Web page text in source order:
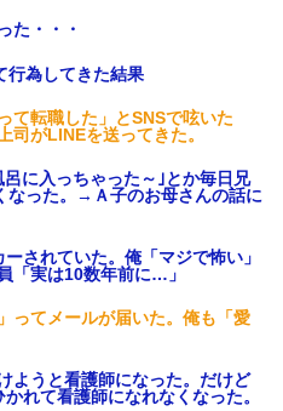
た・・・
行為してきた結果
て転職した」とSNSで呟いた
司がLINEを送ってきた。
に入っちゃった～｣とか毎日兄
なった。→Ａ子のお母さんの話に
されていた。俺「マジで怖い」
「実は10数年前に…」
ってメールが届いた。俺も「愛
ようと看護師になった。だけど
れて看護師になれなくなった。